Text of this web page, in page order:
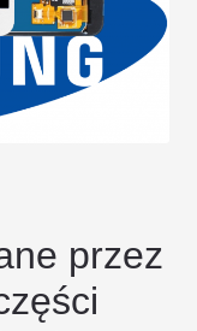
przez